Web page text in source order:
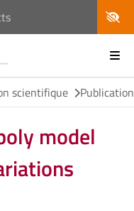
scientifique
model